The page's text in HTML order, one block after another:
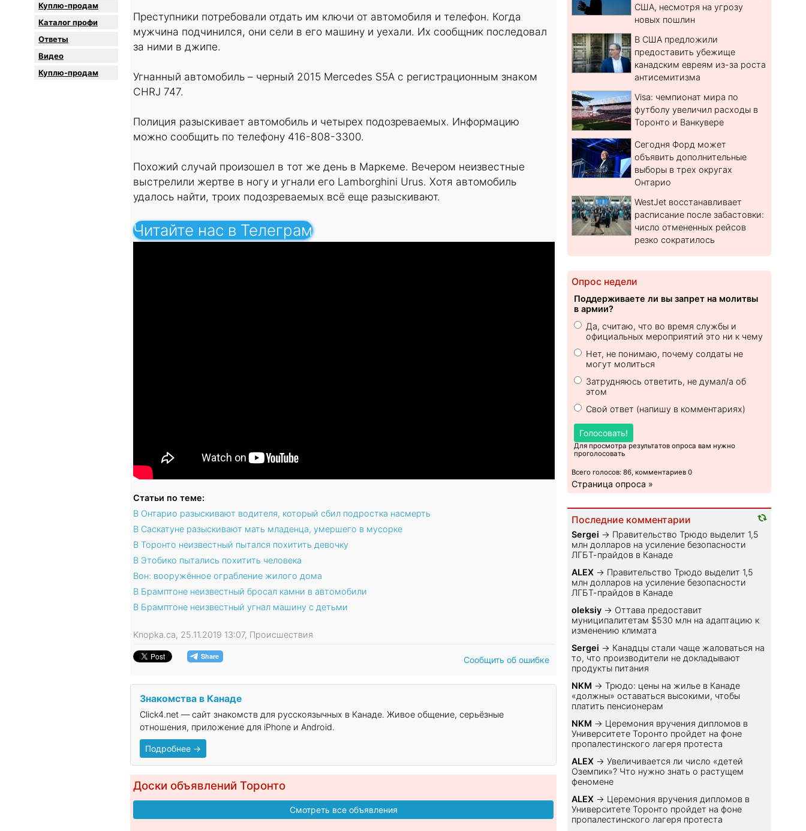
Куплю-продам
Каталог профи
Oтветы
Видео
Куплю-продам
Преступники потребовали отдать им ключи от автомобиля и телефон. Когда
мужчина подчинился, они сели в его машину и уехали. Их сообщник последовал
за ними в джипе.
Угнанный автомобиль – черный 2015 Mercedes S5A с регистрационным знаком
CHRJ 747.
Полиция разыскивает автомобиль и четырех подозреваемых. Информацию
можно сообщить по телефону 416-808-3300.
Похожий случай произошел в тот же день в Маркеме. Вечером неизвестные
выстрелили жертве в ногу и угнали его Lamborghini Urus. Хотя автомобиль
удалось найти, троих подозреваемых всё еще разыскивают.
Читайте нас в Телеграм
Статьи по теме:
В Онтарио разыскивают водителя, который сбил подростка насмерть
В Саскатуне разыскивают мать младенца, умершего в мусорке
В Торонто неизвестный пытался похитить девочку
В Этобико пытались похитить человека
Вон: вооружённое ограбление жилого дома
В Брамптоне неизвестный бросал камни в автомобили
В Брамптоне неизвестный угнал машину с детьми
Knopka.ca, 25.11.2019 13:07, Происшествия
Сообщить об ошибке
Знакомства в Канаде
Click4.net — сайт знакомств для русскоязычных в Канаде. Живое общение, серьёзные
отношения, приложение для iPhone и Android.
Подробнее →
Доски объявлений Торонто
Смотреть все объявления
США, несмотря на угрозу
новых пошлин
В США предложили
предоставить убежище
канадским евреям из-за роста
антисемитизма
Visa: чемпионат мира по
футболу увеличил расходы в
Торонто и Ванкувере
Сегодня Форд может
объявить дополнительные
выборы в трех округах
Онтарио
WestJet восстанавливает
расписание после забастовки:
число отмененных рейсов
резко сократилось
Опрос недели
Поддерживаете ли вы запрет на молитвы
в армии?
Да, считаю, что во время службы и
официальных мероприятий это ни к чему
Нет, не понимаю, почему солдаты не
могут молиться
Затрудняюсь ответить, не думал/а об
этом
Свой ответ (напишу в комментариях)
Голосовать!
Для просмотра результатов опроса вам нужно
проголосовать
Всего голосов: 86, комментариев 0
Страница опроса »
Последние комментарии
Sеrgei → Правительство Трюдо выделит 1,5
млн долларов на усиление безопасности
ЛГБТ-прайдов в Канаде
ALEX → Правительство Трюдо выделит 1,5
млн долларов на усиление безопасности
ЛГБТ-прайдов в Канаде
oleksiy → Оттава предоставит
муниципалитетам $530 млн на адаптацию к
изменению климата
Sеrgei → Канадцы стали чаще жаловаться на
то, что производители не докладывают
продукты питания
NKM →Трюдо: цены на жилье в Канаде
«должны» оставаться высокими, чтобы
платить пенсионерам
NKM → Церемония вручения дипломов в
Университете Торонто пройдет на фоне
пропалестинского лагеря протеста
ALEX →Увеличивается ли число «детей
Оземпик»? Что нужно знать о растущем
феномене
ALEX → Церемония вручения дипломов в
Университете Торонто пройдет на фоне
пропалестинского лагеря протеста